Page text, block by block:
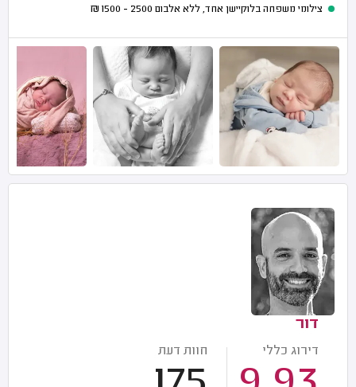
צילומי משפחה בלוקיישן אחד, ללא אלבום 2500 - 1500
₪
דור
דירוג כללי חוות דעת